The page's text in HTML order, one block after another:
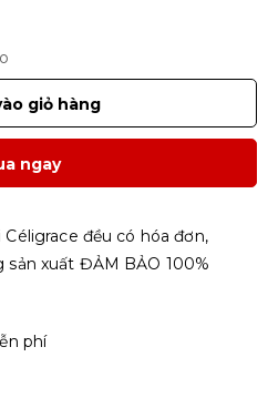
giỏ hàng
ngay
Céligrace đều có hóa đơn,
xuất ĐẢM BẢO 100%
phí